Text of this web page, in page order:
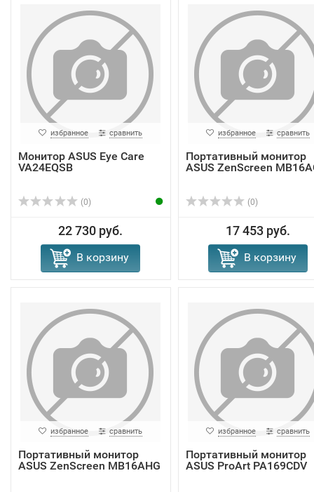
избранное сравнить
Монитор ASUS Eye Care
VA24EQSB
(0)
22 730 руб.
В корзину
избранное сравнить
Портативный монитор
ASUS ZenScreen
(0)
17 453 руб.
В корзину
избранное сравнить
Портативный монитор
ASUS ZenScreen MB16AHG
избранное сравнить
Портативный монитор
ASUS ProArt PA169CDV